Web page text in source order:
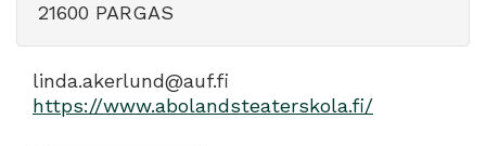
21600 PARGAS
linda.akerlund@auf.fi
https://www.abolandsteaterskola.fi/